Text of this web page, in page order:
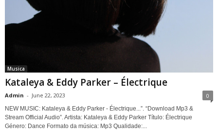
Musica
Kataleya & Eddy Parker – Électrique
Admin - June 22, 2023 0
NEW MUSIC: Kataleya & Eddy Parker - Électrique...”. “Download Mp3 &
Stream Official Audio”. Artista: Kataleya & Eddy Parker Título: Électrique
Género: Dance Formato da música: Mp3 Qualidade:...